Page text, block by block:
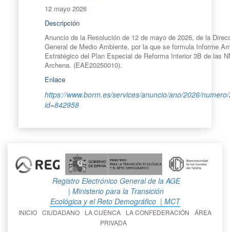
12 mayo 2026
Descripción
Anuncio de la Resolución de 12 de mayo de 2026, de la
General de Medio Ambiente, por la que se formula Informe
Estratégico del Plan Especial de Reforma Interior 3B de las
Archena. (EAE20250010).
Enlace
https://www.borm.es/services/anuncio/ano/2026/
id=842958
Registro Electrónico General de la AGE
| Ministerio para la Transición
Ecológica y el Reto Demográfico | MCT
INICIO CIUDADANO LA CUENCA LA CONFEDERACIÓN
ÁREA
PRIVADA